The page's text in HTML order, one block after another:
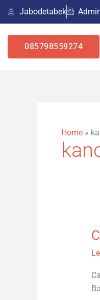
Skip
content
Jabodetabek
085798559274
Home »